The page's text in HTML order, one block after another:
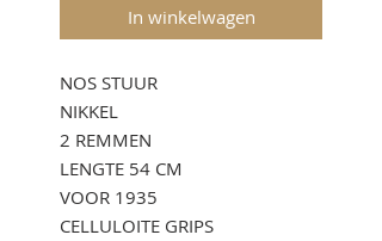
In winkelwagen
NOS STUUR
NIKKEL
2 REMMEN
LENGTE 54 CM
VOOR 1935
CELLULOITE GRIPS